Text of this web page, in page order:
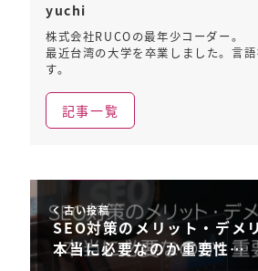
yuchi
株式会社RUCOの最年少コーダー。
最近台湾の大学を卒業しました。言
す。
記事一覧
古い投稿
SEO対策のメリット・デメ
本当に必要なのか重要性…